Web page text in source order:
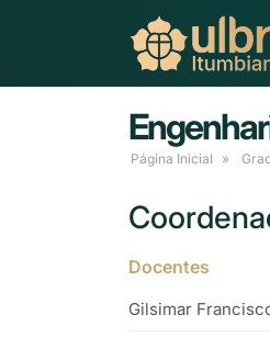
Página Inicial
Docentes
Gilsimar